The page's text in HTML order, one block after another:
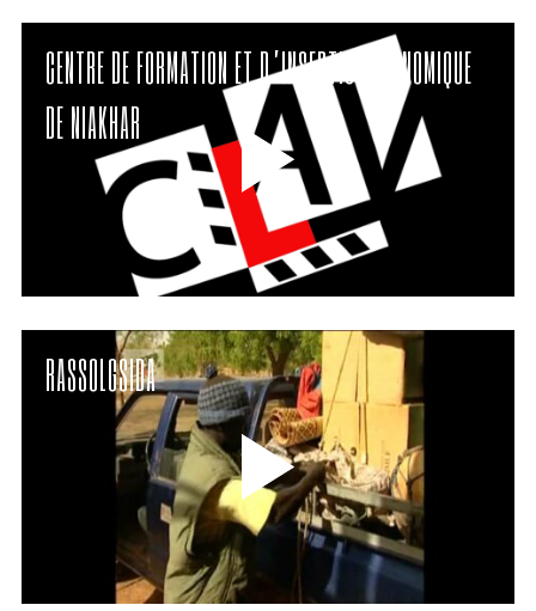
CENTRE DE FORMATION ET D’INSERTION ÉCONOMIQUE
DE NIAKHAR
RASSOLGSIDA